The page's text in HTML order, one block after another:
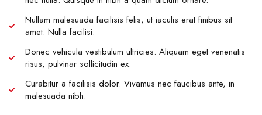
Nullam malesuada facilisis felis, ut iaculis erat finibus sit
amet. Nulla facilisi.
Donec vehicula vestibulum ultricies. Aliquam eget venenatis
risus, pulvinar sollicitudin ex.
Curabitur a facilisis dolor. Vivamus nec faucibus ante, in
malesuada nibh.